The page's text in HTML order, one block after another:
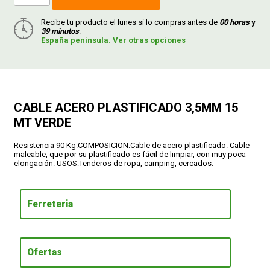
Recibe tu producto el lunes si lo compras antes de 00 horasy
39 minutos.
España península. Ver otras opciones
CABLE ACERO PLASTIFICADO 3,5MM 15
MT VERDE
Resistencia 90 Kg.COMPOSICION:Cable de acero plastificado. Cable
maleable, que por su plastificado es fácil de limpiar, con muy poca
elongación. USOS:Tenderos de ropa, camping, cercados.
Ferreteria
Ofertas
CATÁLOGOS
FORMAS DE PAGO